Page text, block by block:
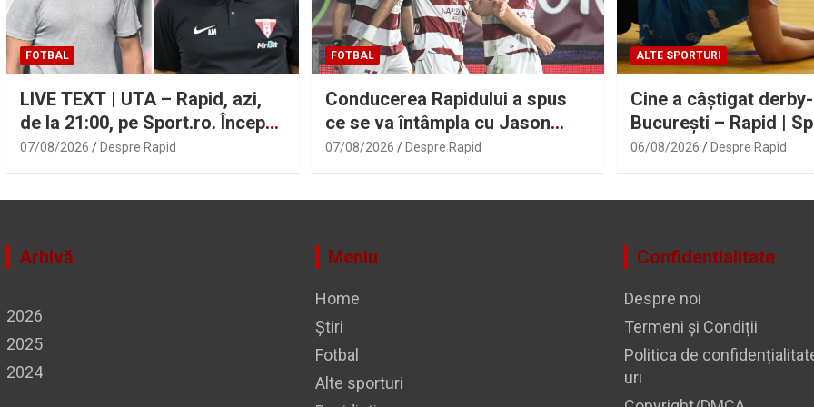
FOTBAL
LIVE TEXT | UTA – Rapid, azi,
de la 21:00, pe Sport.ro. Începe
etapa a patra din Superligă! |
Sport.ro
07/08/2026 Despre Rapid
FOTBAL
Conducerea Rapidului a spus
ce se va întâmpla cu Jason
Kodor, după ce atacantul Filip
Stojilkovic a semnat
07/08/2026 Despre Rapid
ALTE SPORTURI
Cine a câștigat
București – Rapid |
06/08/2026 Despre Rapid
Arhivă
2026
2025
2024
Meniu
Home
Știri
Fotbal
Alte sporturi
Confidentialitate
Despre noi
Termeni și Condiții
Politica de
uri